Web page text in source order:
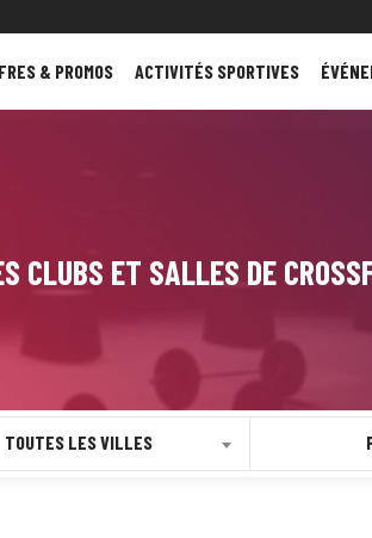
& PROMOS ACTIVITÉS SPORTIVES
CLUBS ET SALLES DE
TOUTES LES VILLES